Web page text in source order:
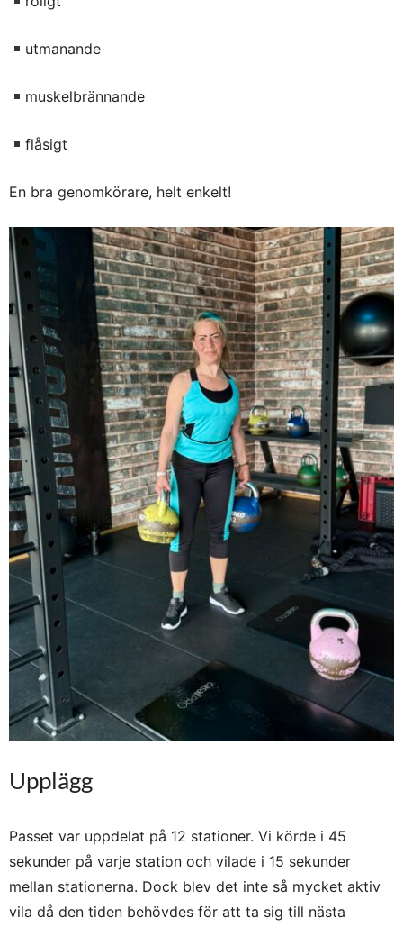
utmanande
muskelbrännande
flåsigt
En bra genomkörare, helt enkelt!
Upplägg
Passet var uppdelat på 12 stationer. Vi körde i 45
sekunder på varje station och vilade i 15 sekunder
mellan stationerna. Dock blev det inte så mycket aktiv
vila då den tiden behövdes för att ta sig till nästa